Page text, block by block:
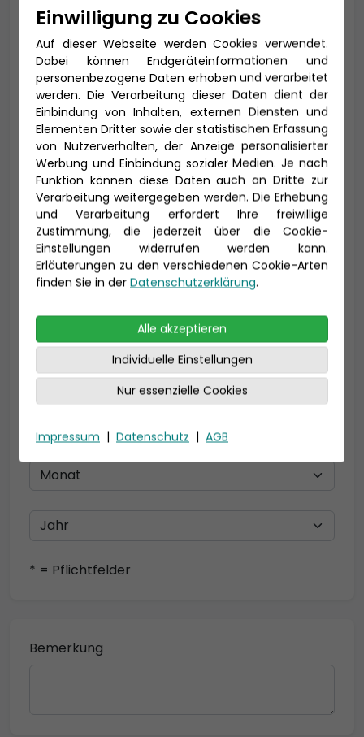
Anrede *
Titel
Vorname * Nachname *
E-Mail *
Telefon *
Geburtsdatum
* = Pflichtfelder
Bemerkung
Einwilligung zu Cookies
Auf dieser Webseite werden Cookies verwendet.
Dabei können Endgeräteinformationen und
personenbezogene Daten erhoben und verarbeitet
werden. Die Verarbeitung dieser Daten dient der
Einbindung von Inhalten, externen Diensten und
Elementen Dritter sowie der statistischen Erfassung
von Nutzerverhalten, der Anzeige personalisierter
Werbung und Einbindung sozialer Medien. Je nach
Funktion können diese Daten auch an Dritte zur
Verarbeitung weitergegeben werden. Die Erhebung
und Verarbeitung erfordert Ihre freiwillige
Zustimmung, die jederzeit über die Cookie-
Einstellungen widerrufen werden kann.
Erläuterungen zu den verschiedenen Cookie-Arten
finden Sie in der Datenschutzerklärung.
Alle akzeptieren
Individuelle Einstellungen
Nur essenzielle Cookies
Impressum | Datenschutz | AGB